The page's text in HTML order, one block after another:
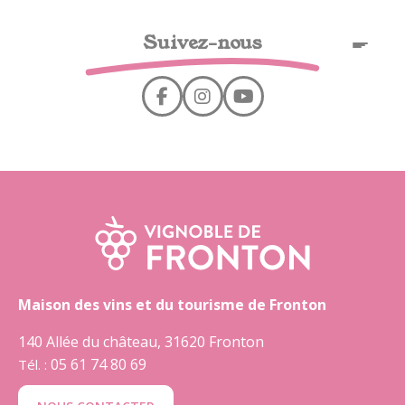
Suivez-nous
Maison des vins et du tourisme de Fronton
140 Allée du château, 31620 Fronton
Tél. : 05 61 74 80 69